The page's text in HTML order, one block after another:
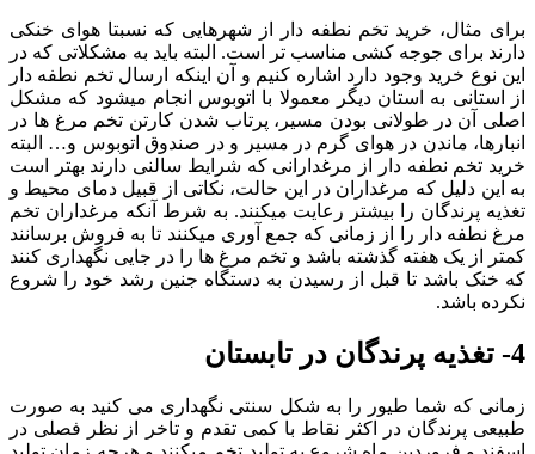
برای مثال، خرید تخم نطفه دار از شهرهایی که نسبتا هوای خنکی
دارند برای جوجه کشی مناسب تر است. البته باید به مشکلاتی که در
این نوع خرید وجود دارد اشاره کنیم و آن اینکه ارسال تخم نطفه دار
از استانی به استان دیگر معمولا با اتوبوس انجام میشود که مشکل
اصلی آن در طولانی بودن مسیر، پرتاب شدن کارتن تخم مرغ ها در
انبارها، ماندن در هوای گرم در مسیر و در صندوق اتوبوس و… البته
خرید تخم نطفه دار از مرغدارانی که شرایط سالنی دارند بهتر است
به این دلیل که مرغداران در این حالت، نکاتی از قبیل دمای محیط و
تغذیه پرندگان را بیشتر رعایت میکنند. به شرط آنکه مرغداران تخم
مرغ نطفه دار را از زمانی که جمع آوری میکنند تا به فروش برسانند
کمتر از یک هفته گذشته باشد و تخم مرغ ها را در جایی نگهداری کنند
که خنک باشد تا قبل از رسیدن به دستگاه جنین رشد خود را شروع
نکرده باشد.
4- تغذیه پرندگان در تابستان
زمانی که شما طیور را به شکل سنتی نگهداری می کنید به صورت
طبیعی پرندگان در اکثر نقاط با کمی تقدم و تاخر از نظر فصلی در